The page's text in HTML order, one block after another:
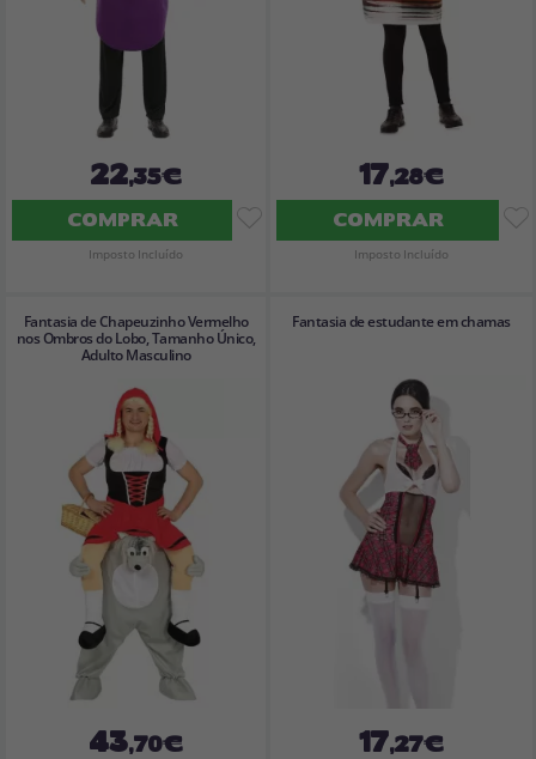
22,35€
COMPRAR
Imposto Incluído
17,28€
COMPRAR
Imposto Incluído
Fantasia de Chapeuzinho Vermelho
nos Ombros do Lobo, Tamanho Único,
Adulto Masculino
43,70€
Fantasia de estudante em chamas
17,27€